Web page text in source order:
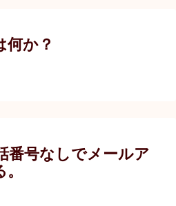
何か？
番号なしでメールア